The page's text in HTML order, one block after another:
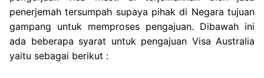
penerjemah tersumpah supaya pihak di Negara tujuan
gampang untuk memproses pengajuan. Dibawah ini
ada beberapa syarat untuk pengajuan Visa Australia
yaitu sebagai berikut :